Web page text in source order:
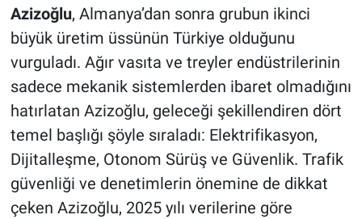
Azizoğlu, Almanya’dan sonra grubun ikinci
büyük üretim üssünün Türkiye olduğunu
vurguladı. Ağır vasıta ve treyler endüstrilerinin
sadece mekanik sistemlerden ibaret olmadığını
hatırlatan Azizoğlu, geleceği şekillendiren dört
temel başlığı şöyle sıraladı: Elektrifikasyon,
Dijitalleşme, Otonom Sürüş ve Güvenlik. Trafik
güvenliği ve denetimlerin önemine de dikkat
çeken Azizoğlu, 2025 yılı verilerine göre